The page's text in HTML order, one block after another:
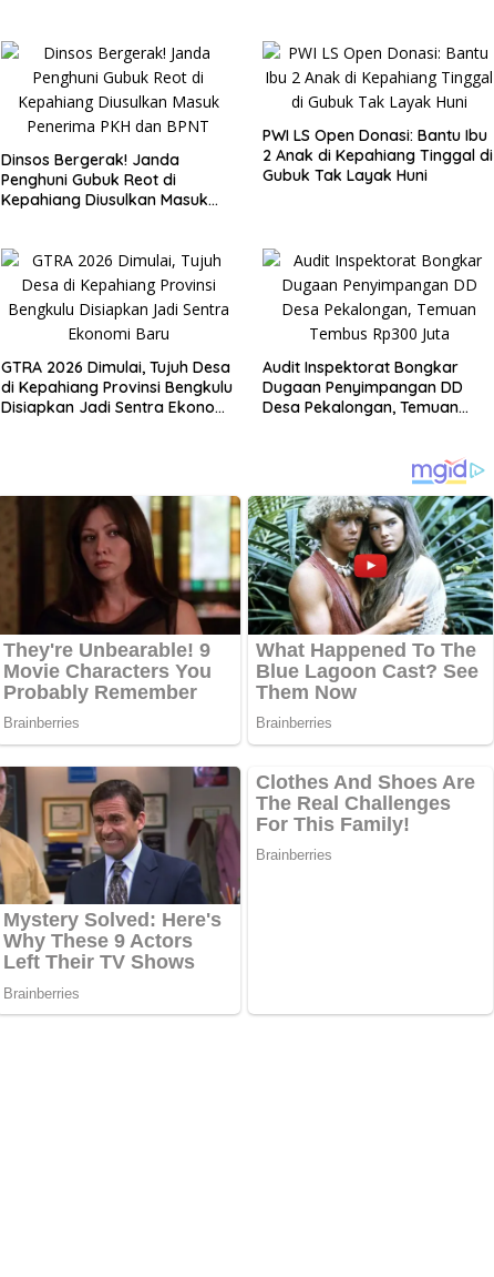
Dinsos Bergerak! Janda
Penghuni Gubuk Reot di
Kepahiang Diusulkan Masuk
PWI LS Open Donasi: Bantu Ibu
2 Anak di Kepahiang Tinggal di
Gubuk Tak Layak Huni
GTRA 2026 Dimulai, Tujuh Desa
di Kepahiang Provinsi Bengkulu
Disiapkan Jadi Sentra Ekonomi
Audit Inspektorat Bongkar
Dugaan Penyimpangan DD
Desa Pekalongan, Temuan